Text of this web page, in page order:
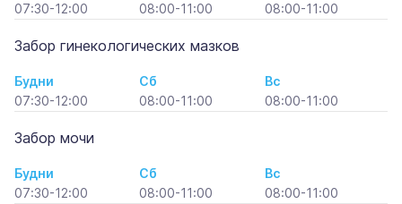
07:30-12:00
08:00-11:00
08:00-11:00
Забор гинекологических мазков
Будни
07:30-12:00
Сб
08:00-11:00
Вс
08:00-11:00
Забор мочи
Будни
07:30-12:00
Сб
08:00-11:00
Вс
08:00-11:00